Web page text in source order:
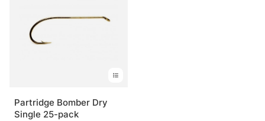
Partridge Bomber Dry
Single 25-pack